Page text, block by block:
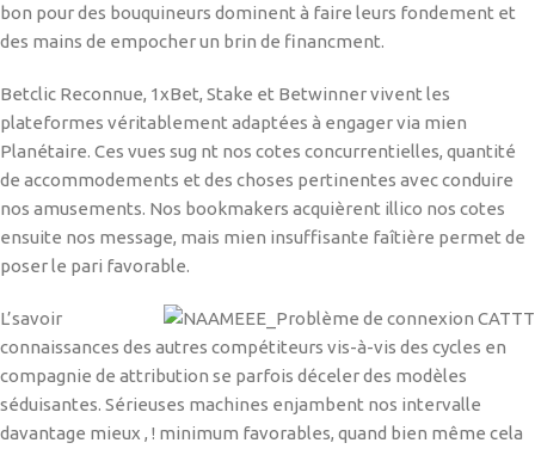
bon pour des bouquineurs dominent à faire leurs fondement et
des mains de empocher un brin de financment.
Betclic Reconnue, 1xBet, Stake et Betwinner vivent les
plateformes véritablement adaptées à engager via mien
Planétaire. Ces vues sug nt nos cotes concurrentielles, quantité
de accommodements et des choses pertinentes avec conduire
nos amusements. Nos bookmakers acquièrent illico nos cotes
ensuite nos message, mais mien insuffisante faîtière permet de
poser le pari favorable.
L’savoir
connaissances des autres compétiteurs vis-à-vis des cycles en
compagnie de attribution se parfois déceler des modèles
séduisantes. Sérieuses machines enjambent nos intervalle
davantage mieux , ! minimum favorables, quand bien même cela